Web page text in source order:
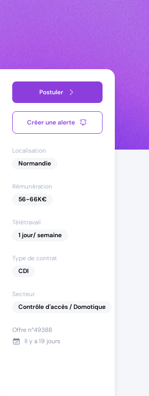
Postuler
Créer une alerte
Localisation
Normandie
Rémunération
56-66K€
Télétravail
1 jour/ semaine
Type de contrat
CDI
Secteur
Contrôle d'accès / Domotique
Offre n°49388
Il y a19 jours